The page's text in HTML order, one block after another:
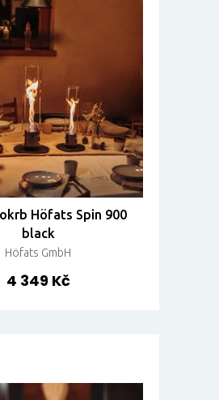
Höfats Spin 900
black
Höfats GmbH
4 349 Kč